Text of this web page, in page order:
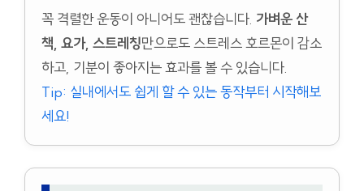
꼭 격렬한 운동이 아니어도 괜찮습니다. 가벼운 산
책, 요가, 스트레칭만으로도 스트레스 호르몬이 감소
하고, 기분이 좋아지는 효과를 볼 수 있습니다.
Tip: 실내에서도 쉽게 할 수 있는 동작부터 시작해보
세요!